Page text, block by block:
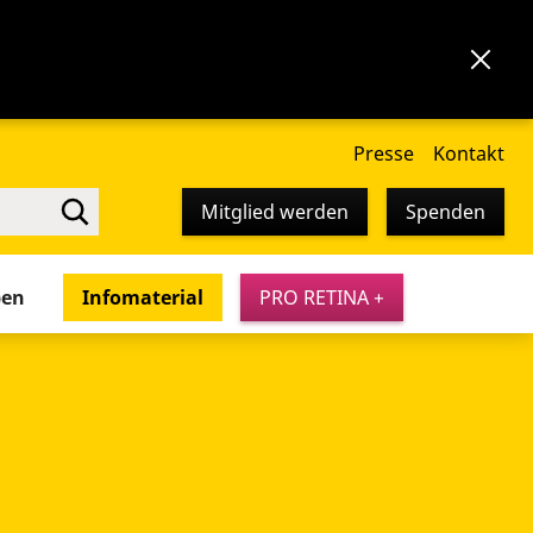
Presse Kontakt
Mitglied werden Spenden
Infomaterial PRO RETINA +